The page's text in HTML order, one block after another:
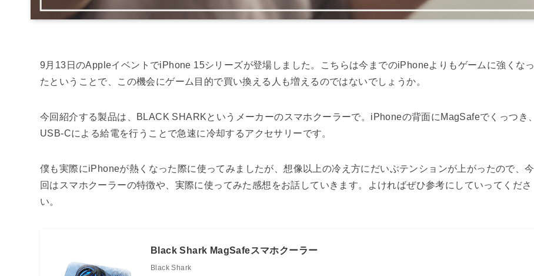
9月13日のAppleイベントでiPhone 15シリーズが登場しました。こちらは今までのiPhoneよりもゲームに強くなっ
たということで、この機会にゲーム目的で買い換える人も増えるのではないでしょうか。
今回紹介する製品は、BLACK SHARKというメーカーのスマホクーラーで。iPhoneの背面にMagSafeでくっつき、
USB-Cによる給電を行うことで急速に冷却するアクセサリーです。
僕も実際にiPhoneが熱くなった際に使ってみましたが、想像以上の冷え方にだいぶテンションが上がったので、今
回はスマホクーラーの特徴や、実際に使ってみた感想をお話していきます。よければぜひ参考にしていってくださ
い。
Black Shark MagSafeスマホクーラー
Black Shark